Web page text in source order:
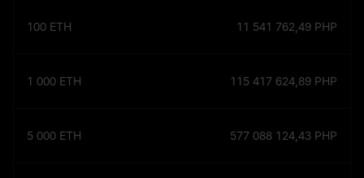
100 ETH 11 541 762,49 PHP
1 000 ETH 115 417 624,89 PHP
5 000 ETH 577 088 124,43 PHP